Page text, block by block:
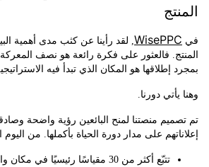
, لقد رأينا عن كثب مدى أهمية البيانات في
فالعثور على فكرة رائعة هو نصف المعركة فقط،
هو المكان الذي تبدأ فيه الاستراتيجية
دورنا.
منصتنا لمنح البائعين رؤية واضحة وصادقة
على مدار دورة الحياة بأكملها. من اليوم الأول،
تتبّع أكثر من 30 مقياسًا رئيسيًا في مكان واحد،